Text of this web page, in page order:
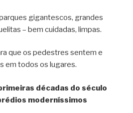
gigantescos, grandes
– bem cuidadas, limpas.
que os pedestres sentem e
em todos os lugares.
décadas do século
moderníssimos